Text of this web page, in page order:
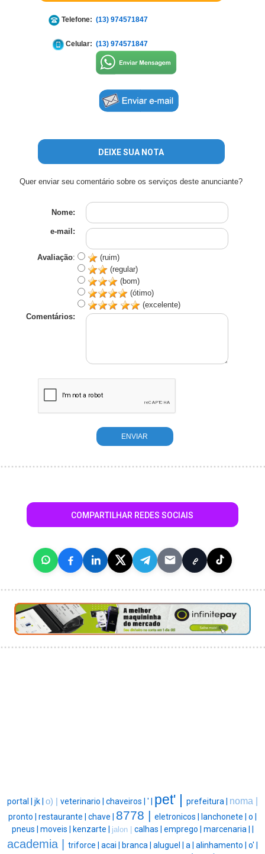
Telefone: (13) 974571847
Celular: (13) 974571847
DEIXE SUA NOTA
Quer enviar seu comentário sobre os serviços deste anunciante?
Nome:
e-mail:
Avaliação:
(ruim)
(regular)
(bom)
(ótimo)
(excelente)
Comentários:
COMPARTILHAR REDES SOCIAIS
portal | jk | o) | veterinario | chaveiros | ' | pet' | prefeitura | noma |
pronto | restaurante | chave | 8778 | eletronicos | lanchonete | o |
pneus | moveis | kenzarte | jalon | calhas | emprego | marcenaria |
academia | triforce | acai | branca | aluguel | a | alinhamento | o' |